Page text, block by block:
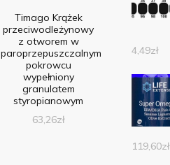
Timago Krążek
przeciwodleżynowy
z otworem w
paroprzepuszczalnym
pokrowcu
wypełniony
granulatem
styropianowym
63,26zł
4,49zł
119,60zł